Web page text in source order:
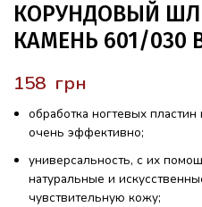
КОРУНДОВЫЙ
КАМЕНЬ 601/030
грн
обработка ногтевых
очень эффективно;
универсальность, с их
натуральные и
чувствительную кожу;